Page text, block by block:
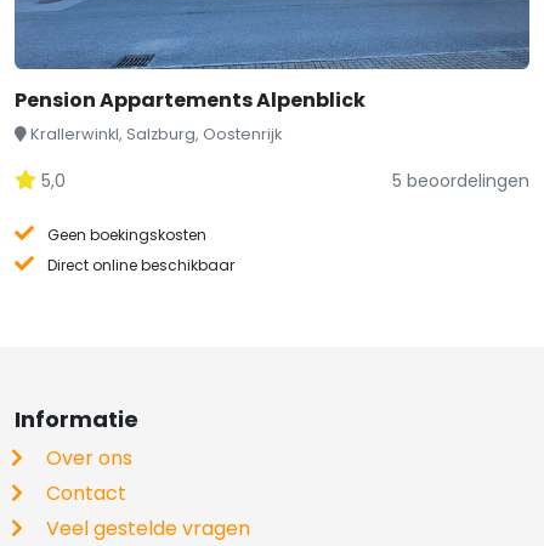
Pension Appartements Alpenblick
Krallerwinkl, Salzburg, Oostenrijk
5,0 5 beoordelingen
Geen boekingskosten
Direct online beschikbaar
Informatie
Over ons
Contact
Veel gestelde vragen